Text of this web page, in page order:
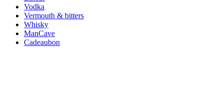
Vodka
Vermouth & bitters
Whisky
ManCave
Cadeaubon